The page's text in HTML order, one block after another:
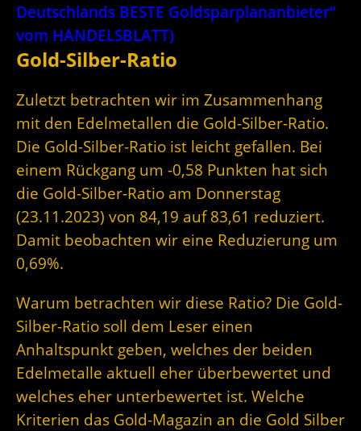
Deutschlands BESTE Goldsparplananbieter“
vom HANDELSBLATT)
Gold-Silber-Ratio
Zuletzt betrachten wir im Zusammenhang
mit den Edelmetallen die Gold-Silber-Ratio.
Die Gold-Silber-Ratio ist leicht gefallen. Bei
einem Rückgang um -0,58 Punkten hat sich
die Gold-Silber-Ratio am Donnerstag
(23.11.2023) von 84,19 auf 83,61 reduziert.
Damit beobachten wir eine Reduzierung um
0,69%.
Warum betrachten wir diese Ratio? Die Gold-
Silber-Ratio soll dem Leser einen
Anhaltspunkt geben, welches der beiden
Edelmetalle aktuell eher überbewertet und
welches eher unterbewertet ist. Welche
Kriterien das Gold-Magazin an die Gold Silber